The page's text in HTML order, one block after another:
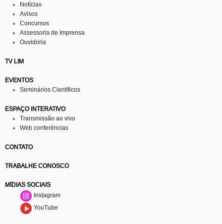
Notícias
Avisos
Concursos
Assessoria de Imprensa
Ouvidoria
TV LIM
EVENTOS
Seminários Científicos
ESPAÇO INTERATIVO
Transmissão ao vivo
Web conferências
CONTATO
TRABALHE CONOSCO
MÍDIAS SOCIAIS
Instagram
YouTube